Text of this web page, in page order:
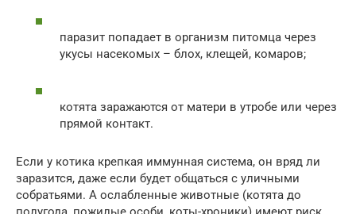
паразит попадает в организм питомца через
укусы насекомых – блох, клещей, комаров;
котята заражаются от матери в утробе или через
прямой контакт.
Если у котика крепкая иммунная система, он вряд ли
заразится, даже если будет общаться с уличными
собратьями. А ослабленные животные (котята до